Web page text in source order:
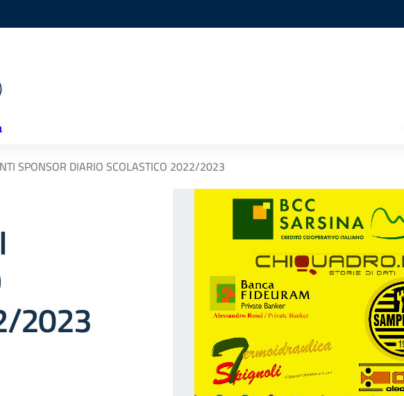
SPONSOR DIARIO SCOLASTICO 2022/2023
2023